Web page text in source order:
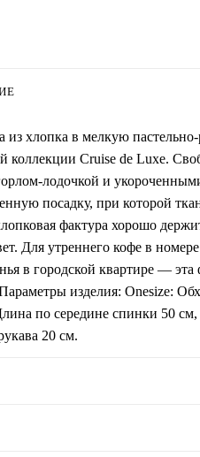
из хлопка в мелкую
коллекции Cruise de Luxe.
лодочкой и
посадку, при которой
фактура хорошо
Для утреннего кофе в
в городской квартире — эта
изделия: Onesize:
по середине спинки 50 см,
20 см.